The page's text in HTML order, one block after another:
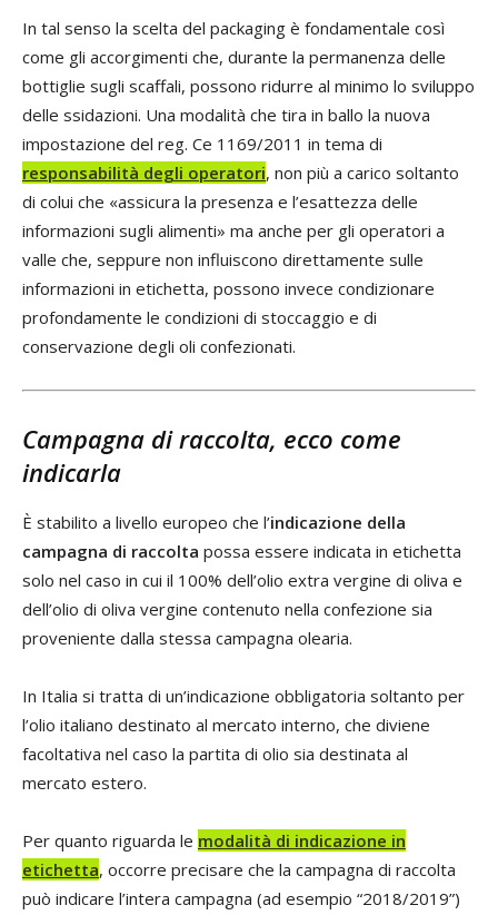
In tal senso la scelta del packaging è fondamentale così
come gli accorgimenti che, durante la permanenza delle
bottiglie sugli scaffali, possono ridurre al minimo lo sviluppo
delle ssidazioni. Una modalità che tira in ballo la nuova
impostazione del reg. Ce 1169/2011 in tema di
responsabilità degli operatori, non più a carico soltanto
di colui che «assicura la presenza e l’esattezza delle
informazioni sugli alimenti» ma anche per gli operatori a
valle che, seppure non influiscono direttamente sulle
informazioni in etichetta, possono invece condizionare
profondamente le condizioni di stoccaggio e di
conservazione degli oli confezionati.
Campagna di raccolta, ecco come
indicarla
È stabilito a livello europeo che l’indicazione della
campagna di raccolta possa essere indicata in etichetta
solo nel caso in cui il 100% dell’olio extra vergine di oliva e
dell’olio di oliva vergine contenuto nella confezione sia
proveniente dalla stessa campagna olearia.
In Italia si tratta di un’indicazione obbligatoria soltanto per
l’olio italiano destinato al mercato interno, che diviene
facoltativa nel caso la partita di olio sia destinata al
mercato estero.
Per quanto riguarda le modalità di indicazione in
etichetta, occorre precisare che la campagna di raccolta
può indicare l’intera campagna (ad esempio “2018/2019”)